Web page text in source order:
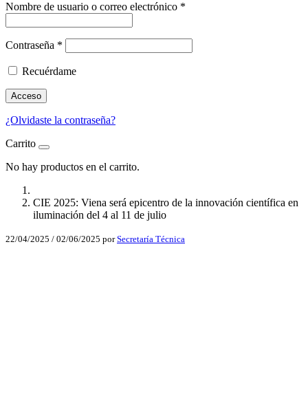
Nombre de usuario o correo electrónico *
Contraseña *
Recuérdame
Acceso
¿Olvidaste la contraseña?
Carrito
No hay productos en el carrito.
CIE 2025: Viena será epicentro de la innovación científica en
iluminación del 4 al 11 de julio
22/04/2025 / 02/06/2025 porSecretaría Técnica